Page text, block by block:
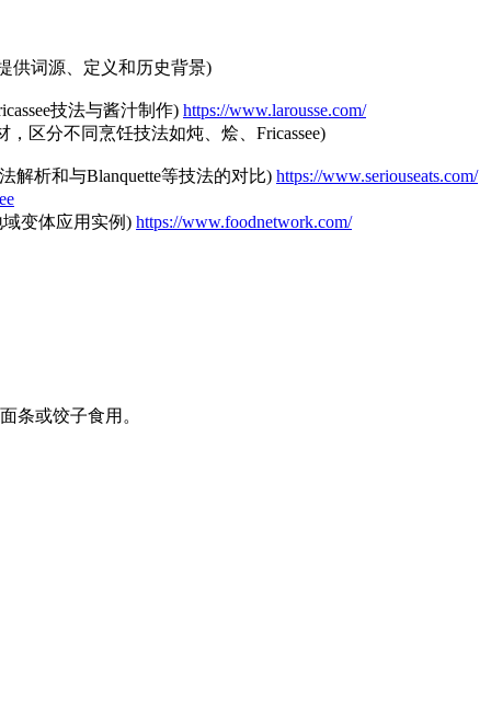
供词源、定义和历史背景)
技法与酱汁制作) https://www.larousse.com/
，区分不同烹饪技法如炖、烩、Fricassee)
解析和与Blanquette等技法的对比) https://www.seriouseats.com/
域变体应用实例) https://www.foodnetwork.com/
条或饺子食用。